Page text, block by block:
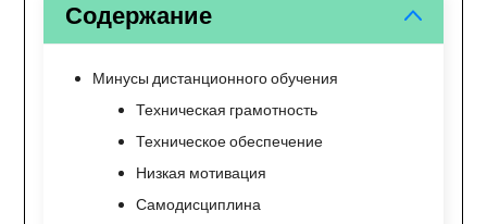
Содержание
Минусы дистанционного обучения
Техническая грамотность
Техническое обеспечение
Низкая мотивация
Самодисциплина